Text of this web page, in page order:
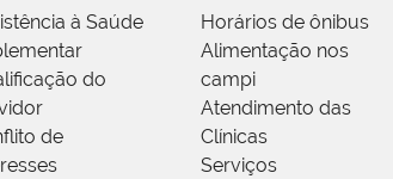
à Saúde
do
de
Horários de ônibus
Alimentação nos
campi
Atendimento das
Clínicas
Serviços